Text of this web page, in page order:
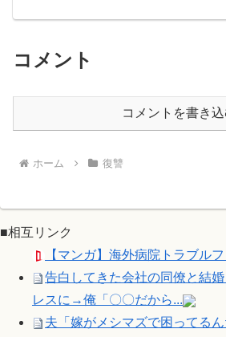
コメント
コメントを書き
ホーム 復讐
■相互リンク
【マンガ】海外病院トラブル
告白してきた会社の同僚と結
レスに→俺「〇〇だから...
夫「嫁がメシマズで困ってる